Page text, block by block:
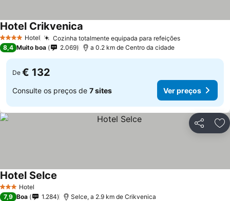
4 EstrelasHotel Cozinha totalmente equipada para refeições
Hotel Crikvenica
8,4 Muito boa 2.069 a 0.2 km de Centro da cidade
De € 132
Consulte os preços de 7 sites Ver preços
Partilhar
3 EstrelasHotel
Hotel Selce
7,9 Boa 1.284 Selce, a 2.9 km de Crikvenica